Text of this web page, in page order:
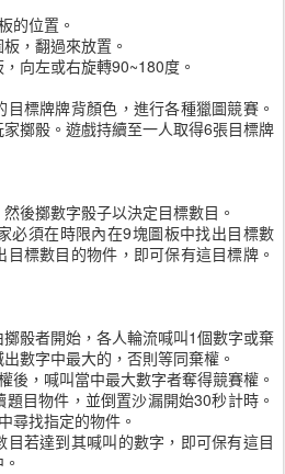
的位置。
，翻過來放置。
向左或右旋轉90~180度。
標牌牌背顏色，進行各種獵圖競賽。
擲骰。遊戲持續至一人取得6張目標牌
後擲數字骰子以決定目標數目。
必須在時限內在9塊圖板中找出目標數
標數目的物件，即可保有這目標牌。
骰者開始，各人輪流喊叫1個數字或棄
數字中最大的，否則等同棄權。
後，喊叫當中最大數字者奪得競賽權。
目物件，並倒置沙漏開始30秒計時。
尋找指定的物件。
若達到其喊叫的數字，即可保有這目